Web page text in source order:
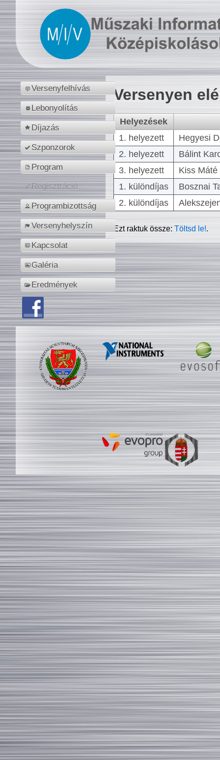
Versenyfelhívás
Lebonyolítás
Díjazás
Szponzorok
Program
Regisztráció
Programbizottság
Versenyhelyszín
Kapcsolat
Galéria
Eredmények
Versenyen
Helyezések
1. helyezett
Hegyesi
2. helyezett
Bálint
3. helyezett
Kiss
1. különdíjas
Bosznai
2. különdíjas
Ezt raktuk össze:Töltsd le!.